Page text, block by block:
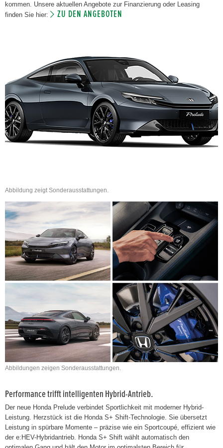
kommen. Unsere aktuellen Angebote zur Finanzierung oder Leasing
finden Sie hier:
ZU DEN ANGEBOTEN
Abbildung zeigt Sonderausstattungen.
Abbildungen zeigen Sonderausstattungen.
Performance trifft intelligenten Hybrid-Antrieb.
Der neue Honda Prelude verbindet Sportlichkeit mit moderner Hybrid-
Leistung. Herzstück ist die Honda S+ Shift-Technologie. Sie übersetzt
Leistung in spürbare Momente – präzise wie ein Sportcoupé, effizient wie
der e:HEV-Hybridantrieb. Honda S+ Shift wählt automatisch den